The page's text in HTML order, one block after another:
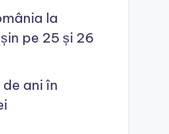
la
pe 25 și 26
ani în